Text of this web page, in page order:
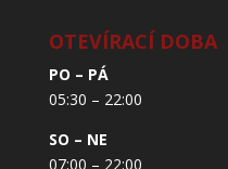
OTEVÍRACÍ DOBA
PO – PÁ
05:30 – 22:00
SO – NE
07:00 – 22:00